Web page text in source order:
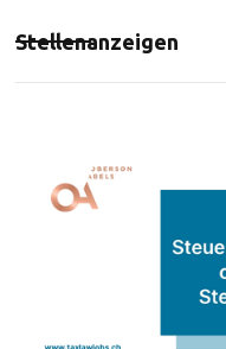
Stellenanzeigen